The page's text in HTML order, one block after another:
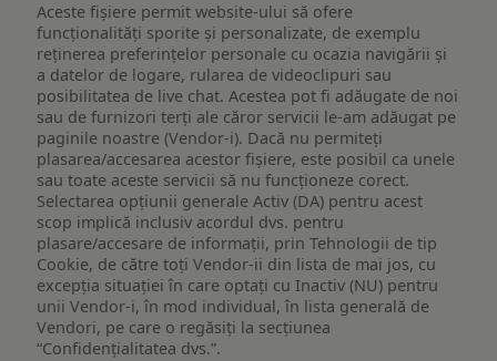
Aceste fișiere permit website-ului să ofere
funcționalități sporite și personalizate, de exemplu
reţinerea preferinţelor personale cu ocazia navigării și
a datelor de logare, rularea de videoclipuri sau
posibilitatea de live chat. Acestea pot fi adăugate de noi
sau de furnizori terți ale căror servicii le-am adăugat pe
paginile noastre (Vendor-i). Dacă nu permiteți
plasarea/accesarea acestor fișiere, este posibil ca unele
sau toate aceste servicii să nu funcționeze corect.
Selectarea opțiunii generale Activ (DA) pentru acest
scop implică inclusiv acordul dvs. pentru
plasare/accesare de informații, prin Tehnologii de tip
Cookie, de către toți Vendor-ii din lista de mai jos, cu
excepția situației în care optați cu Inactiv (NU) pentru
unii Vendor-i, în mod individual, în lista generală de
Vendori, pe care o regăsiți la secțiunea
“Confidențialitatea dvs.”.